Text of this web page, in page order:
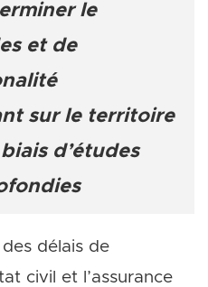
le
et de
sur le territoire
d’études
délais de
civil et l’assurance